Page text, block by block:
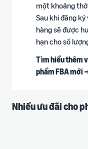
một khoảng
Sau khi đăng
hàng sẽ được
hạn cho số
Tìm hiểu thêm
phẩm FBA mới
Nhiều ưu đãi cho